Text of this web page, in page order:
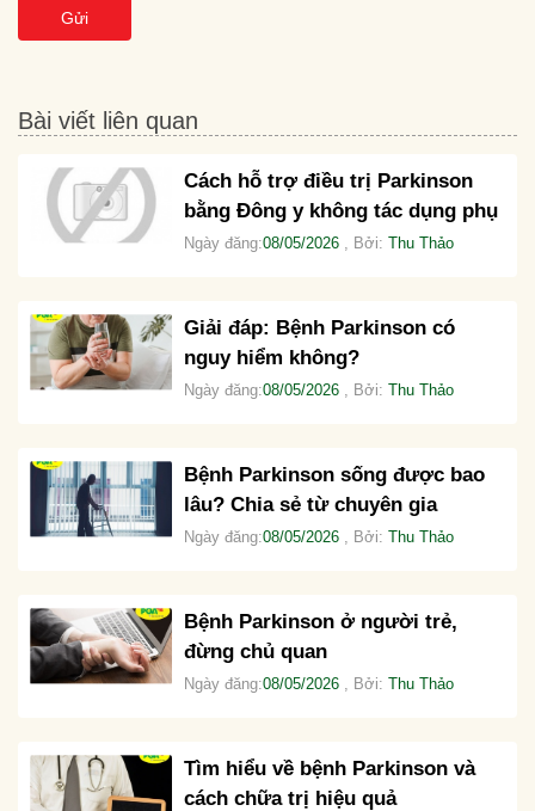
Gửi
Bài viết liên quan
Cách hỗ trợ điều trị Parkinson
bằng Đông y không tác dụng phụ
Ngày đăng:08/05/2026 , Bởi:Thu Thảo
Giải đáp: Bệnh Parkinson có
nguy hiểm không?
Ngày đăng:08/05/2026 , Bởi:Thu Thảo
Bệnh Parkinson sống được bao
lâu? Chia sẻ từ chuyên gia
Ngày đăng:08/05/2026 , Bởi:Thu Thảo
Bệnh Parkinson ở người trẻ,
đừng chủ quan
Ngày đăng:08/05/2026 , Bởi:Thu Thảo
Tìm hiểu về bệnh Parkinson và
cách chữa trị hiệu quả